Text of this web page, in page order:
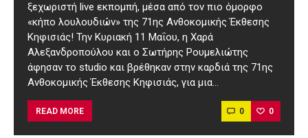
ξεχωριστή live εκπομπή, μέσα από τον πιο όμορφo
«κήπο λουλουδιών» της 71ης Ανθοκομικής Έκθεσης
Κηφισιάς! Την Κυριακή 11 Μαΐου, η Χαρά
Αλεξανδροπούλου και ο Σωτήρης Ρουμελιώτης
άφησαν το studio και βρέθηκαν στην καρδιά της 71ης
Ανθοκομικής Έκθεσης Κηφισιάς, για μια…
READ MORE 0 0